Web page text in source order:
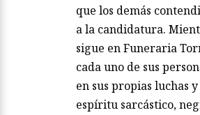
que los demás
a la candidatura.
sigue en Funeraria
cada uno de sus
en sus propias luchas
espíritu sarcástico,